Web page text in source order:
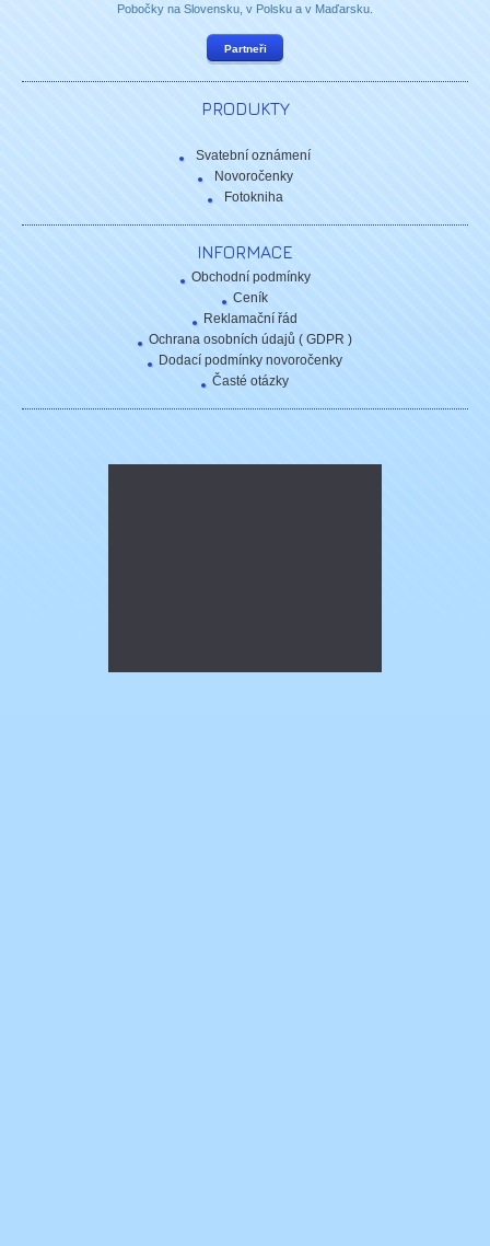
Pobočky na Slovensku, v Polsku a v Maďarsku.
Partneři
PRODUKTY
Svatební oznámení
Novoročenky
Fotokniha
INFORMACE
Obchodní podmínky
Ceník
Reklamační řád
Ochrana osobních údajů ( GDPR )
Dodací podmínky novoročenky
Časté otázky